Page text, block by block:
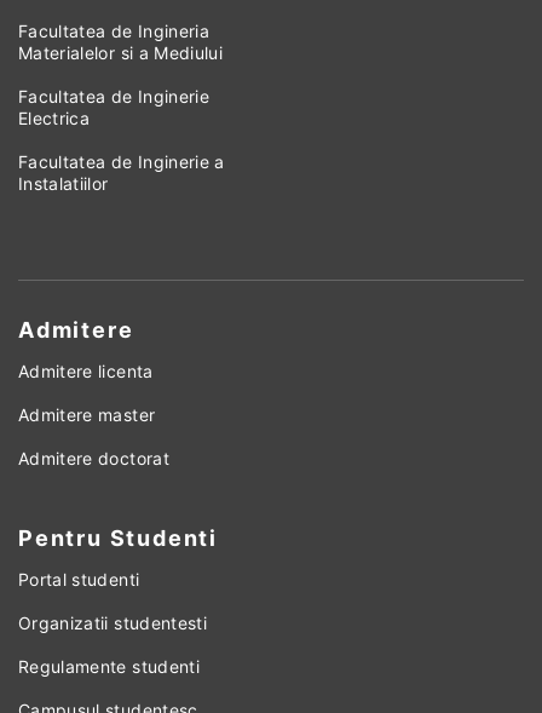
Facultatea de Ingineria
Materialelor si a Mediului
Facultatea de Inginerie
Electrica
Facultatea de Inginerie a
Instalatiilor
Admitere
Admitere licenta
Admitere master
Admitere doctorat
Pentru Studenti
Portal studenti
Organizatii studentesti
Regulamente studenti